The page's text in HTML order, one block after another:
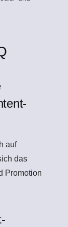
auf
das
Promotion